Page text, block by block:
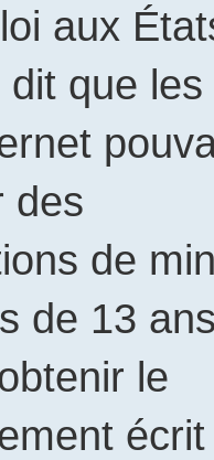
aux
dit que les
des
de
de 13 ans
le